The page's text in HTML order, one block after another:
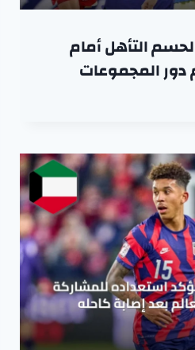
التأهل أمام
المجموعات